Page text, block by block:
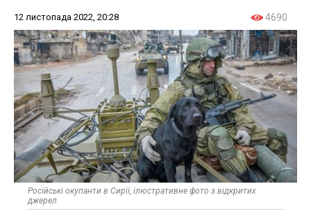
12 листопада 2022, 20:28 4690
Російські окупанти в Сирії, ілюстративне фото з відкритих
джерел